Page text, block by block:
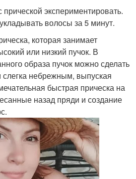
экспериментировать.
волосы за 5 минут.
которая занимает
или низкий пучок. В
образа пучок можно сделать
слегка небрежным, выпуская
быстрая прическа на
назад пряди и создание